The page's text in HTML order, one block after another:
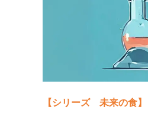
【シリーズ 未来の食】